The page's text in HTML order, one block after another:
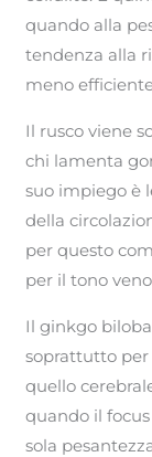
quando alla
tendenza alla
meno
Il rusco viene
chi lamenta
suo impiego è
della
per questo
per il tono
Il ginkgo
soprattutto per
quello
quando il
sola